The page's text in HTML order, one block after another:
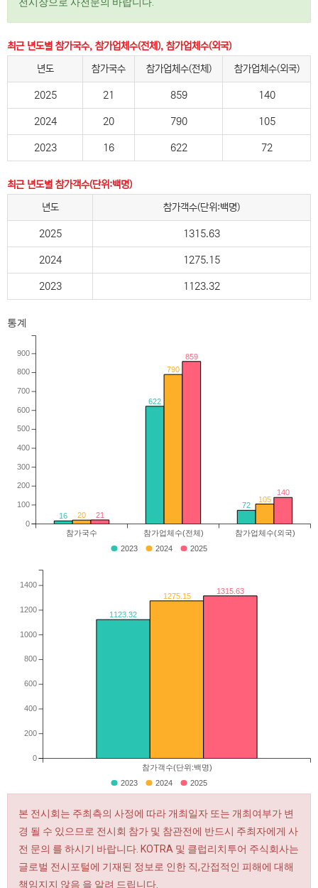
최근 년도별 참가국수, 참가업체수(전체), 참가업체수(외국)
년도
참가국수 참가업체수(전체) 참가업체수(외국)
2025 21 859 140
2024 20 790 105
2023 16 622 72
최근 년도별 참가객수(단위:백명)
년도
참가객수(단위:백명)
2025 1315.63
2024 1275.15
2023 1123.32
통계
16
622
72
20
790
105
21
859
140
참가국수 참가업체수(전체) 참가업체수(외국)
0
100
200
300
400
500
600
700
800
900
2023 2024 2025
1123.32
1275.15
1315.63
참가객수(단위:백명)
0
200
400
600
800
1000
1200
1400
2023 2024 2025
본 전시회는 주최측의 사정에 따라 개최일자 또는 개최여부가 변
경 될 수 있으므로 전시회 참가 및 참관전에 반드시 주최자에게 사
전 문의 를 하시기 바랍니다. KOTRA 및 클럽리치투어 주식회사는
글로벌 전시포털에 기재된 정보로 인한 직,간접적인 피해에 대해
책임지지 않음 을 알려 드립니다.